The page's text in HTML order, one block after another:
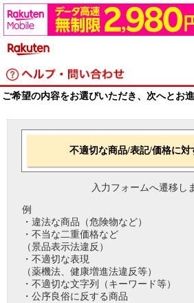
ご希望の内容をお選びいただき、次へとお進
不適切な商品/表記/価格に対
入力フォームへ遷移し
例
・違法な商品（危険物など）
・不当な二重価格など
（景品表示法違反）
・不適切な表現
（薬機法、健康増進法違反等）
・不適切な文字列（キーワード等）
・公序良俗に反する商品